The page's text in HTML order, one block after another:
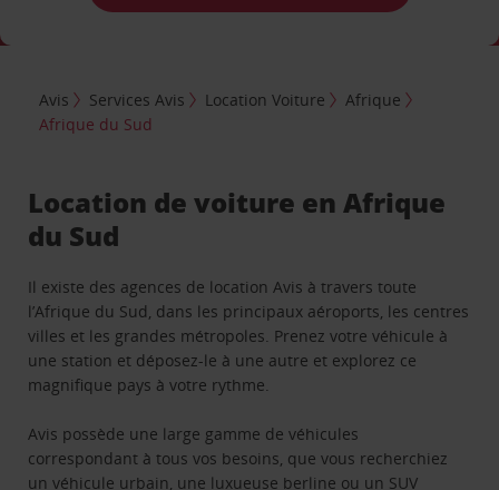
Avis Services Avis Location Voiture
Afrique
Afrique du Sud
Location de voiture en Afrique
du Sud
Il existe des agences de location Avis à travers toute
l’Afrique du Sud, dans les principaux aéroports, les centres
villes et les grandes métropoles. Prenez votre véhicule à
une station et déposez-le à une autre et explorez ce
magnifique pays à votre rythme.
Avis possède une large gamme de véhicules
correspondant à tous vos besoins, que vous recherchiez
un véhicule urbain, une luxueuse berline ou un SUV